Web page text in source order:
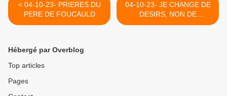
< 04-10-23- PRIERES DU
PERE DE FOUCAULD
04-10-23- JE CHANGE DE
DESIRS, NON DE
VOLONTE - FRANCOIS
Hébergé par Overblog
Top articles
Pages